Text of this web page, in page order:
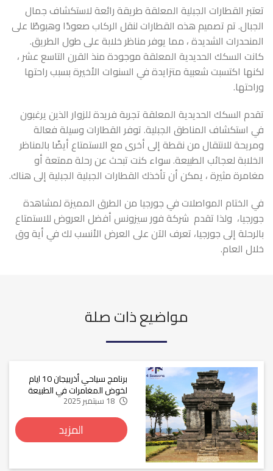
تعتبر القطارات الجبلية المعلقة طريقة رائعة لاستكشاف جمال
الجبال. تم تصميم هذه القطارات لنقل الركاب صعودًا وهبوطًا على
المنحدرات الشديدة ، مما يوفر مناظر خلابة على طول الطريق.
كانت السكك الحديدية المعلقة موجودة منذ القرن التاسع عشر ،
لكنها اكتسبت شعبية متزايدة في السنوات الأخيرة بسبب راحتها
وراحتها.
تقدم السكك الحديدية المعلقة تجربة فريدة للزوار الذين يرغبون
في استكشاف المناطق الجبلية. توفر القطارات وسيلة فعالة
ومريحة للانتقال من نقطة إلى أخرى مع الاستمتاع أيضًا بالمناظر
الخلابة لعجائب الطبيعة. سواء كنت تبحث عن رحلة ممتعة أو
مغامرة مثيرة ، يمكن أن تأخذك القطارات الجبلية الجبلية إلى هناك.
في الختام المواصلات في جورجيا من الطرق المميزة لمشاهدة
جورجيا، ولذا تقدم شركةفور سيزونسأفضل العروض للاستمتاع
بالرحلة إلى جورجيا، تعرف الآن على العرض الأنسب لك في أية وق
خلال العام.
مواضيع ذات صلة
برنامج سياحي أذربيجان 10 ايام
لخوض المغامرات في الطبيعة
المزيد